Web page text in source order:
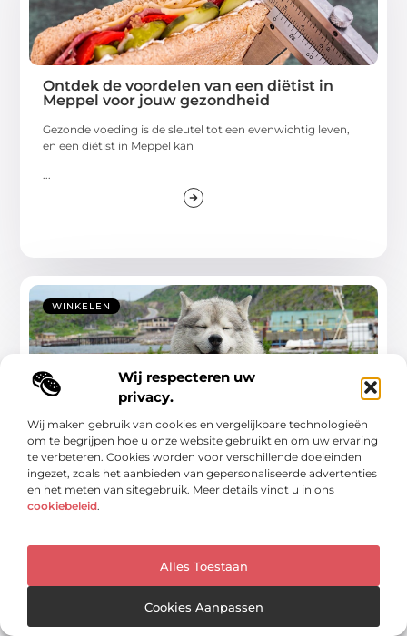
Wij respecteren uw
privacy.
Wij maken gebruik van cookies en vergelijkbare technologieën
om te begrijpen hoe u onze website gebruikt en om uw ervaring
te verbeteren. Cookies worden voor verschillende doeleinden
ingezet, zoals het aanbieden van gepersonaliseerde advertenties
en het meten van sitegebruik. Meer details vindt u in ons
cookiebeleid.
Alles Toestaan
Cookies Aanpassen
Ontdek de voordelen van een diëtist in
Meppel voor jouw gezondheid
Gezonde voeding is de sleutel tot een evenwichtig leven,
en een diëtist in Meppel kan
...
WINKELEN
Ontmoet de dierenwinkel in Barneveld die
het verschil maakt
Heb je een huisdier en woon je in Barneveld of omgeving?